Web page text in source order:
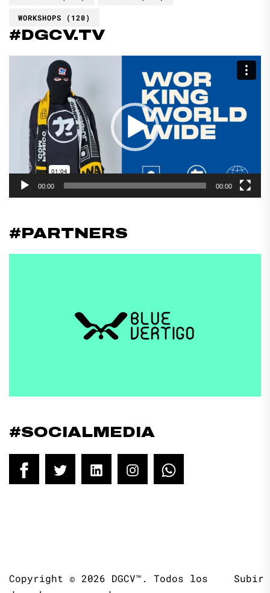
WORKSHOPS (120)
#DGCV.TV
Reproductor
vídeo
00:00 00:00
#PARTNERS
#SOCIALMEDIA
FacebookTwitter LinkedInInstagram
Copyright © 2026 DGCV™. Todos los
Subir